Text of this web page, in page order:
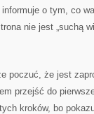
o tym, co
nie jest „suchą
poczuć, że jest
przejść do
kroków, bo